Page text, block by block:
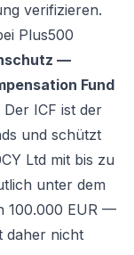
verifizieren.
Plus500
—
Fund
Der ICF ist der
und schützt
Ltd mit bis zu
unter dem
100.000 EUR —
daher nicht